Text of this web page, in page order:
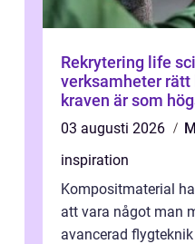
Rekrytering life science
verksamheter rätt
kraven är som
03 augusti 2026
inspiration
Kompositmaterial
att vara något man
avancerad